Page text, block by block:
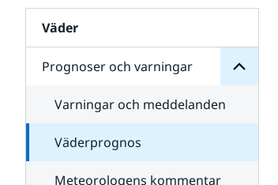
Väder
Prognoser och varningar
för
Varningar och meddelanden
Väderprognos
Meteorologens kommentar